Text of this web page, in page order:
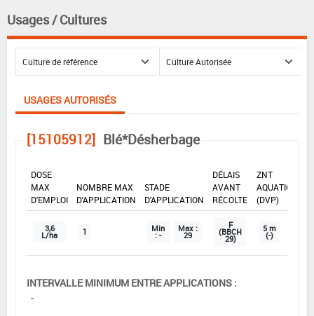
Usages / Cultures
USAGES AUTORISÉS
[15105912] Blé*Désherbage
DOSE
MAX
D'EMPLOI
NOMBRE MAX
D'APPLICATION
STADE
D'APPLICATION
DÉLAIS
AVANT
RÉCOLTE
ZNT
AQUATIQUE
(DVP)
3,6
L/ha 1 Min
: -
Max :
29
F
(BBCH
29)
5 m
(-)
INTERVALLE MINIMUM ENTRE APPLICATIONS :
-